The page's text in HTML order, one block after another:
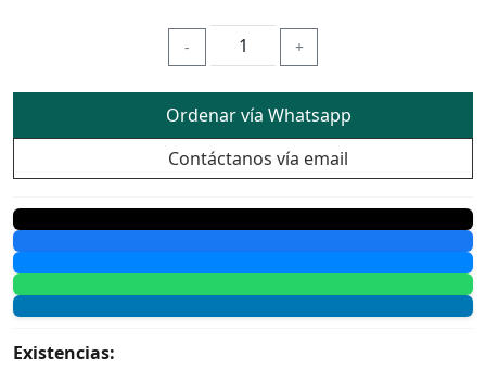
- +
Ordenar vía Whatsapp
Contáctanos vía email
Existencias: